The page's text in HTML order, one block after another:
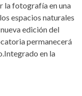
la fotografía en una
espacios naturales
edición del
permanecerá
en la